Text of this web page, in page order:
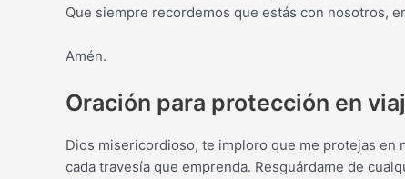
Que siempre recordemos que estás con nosotros,
Amén.
Oración para protección en
Dios misericordioso, te imploro que me protejas en
cada travesía que emprenda. Resguárdame de